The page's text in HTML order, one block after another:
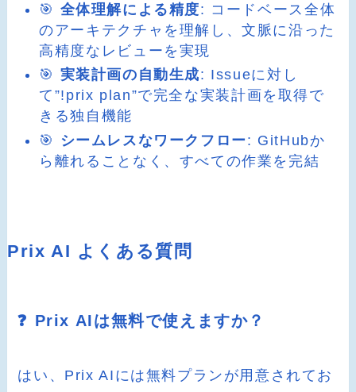
🎯 全体理解による精度: コードベース全体
のアーキテクチャを理解し、文脈に沿った
高精度なレビューを実現
🎯 実装計画の自動生成: Issueに対し
て”!prix plan”で完全な実装計画を取得で
きる独自機能
🎯
シームレスなワークフロー: GitHubか
ら離れることなく、すべての作業を完結
Prix AI よくある質問
❓ Prix AIは無料で使えますか？
はい、Prix AIには無料プランが用意されてお